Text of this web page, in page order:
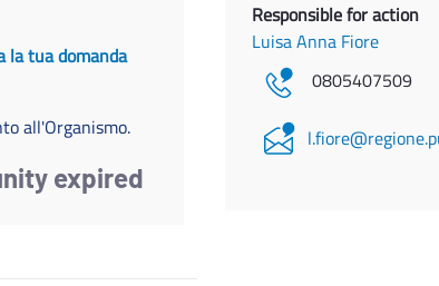
la tua domanda
all'Organismo.
expired
Responsible for action
Luisa Anna Fiore
0805407509